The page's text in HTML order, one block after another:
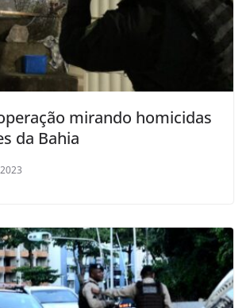
mirando homicidas
da Bahia